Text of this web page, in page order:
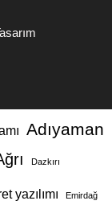
Adıyaman
Dazkırı
yazılımı Emirdağ